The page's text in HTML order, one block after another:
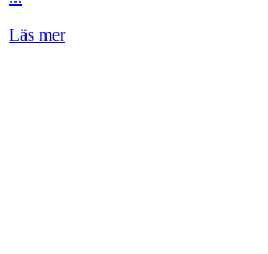
Läs mer